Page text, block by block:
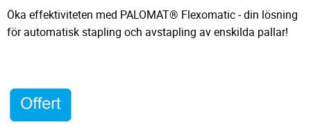
​Öka effektiviteten med PALOMAT® Flexomatic - din lösning
för automatisk stapling och avstapling av enskilda pallar!